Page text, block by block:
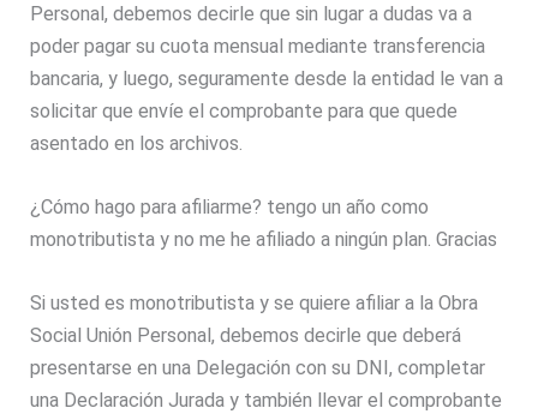
Personal, debemos decirle que sin lugar a dudas va a
poder pagar su cuota mensual mediante transferencia
bancaria, y luego, seguramente desde la entidad le van a
solicitar que envíe el comprobante para que quede
asentado en los archivos.
¿Cómo hago para afiliarme? tengo un año como
monotributista y no me he afiliado a ningún plan. Gracias
Si usted es monotributista y se quiere afiliar a la Obra
Social Unión Personal, debemos decirle que deberá
presentarse en una Delegación con su DNI, completar
una Declaración Jurada y también llevar el comprobante